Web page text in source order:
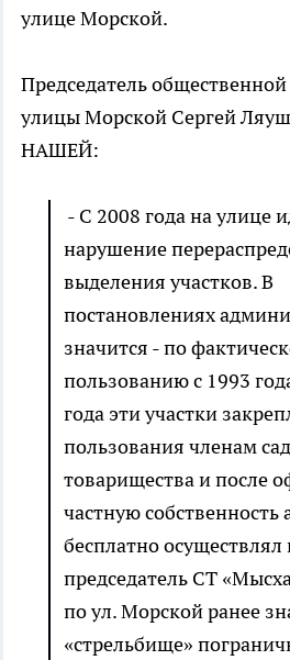
улице Морской.
Председатель
улицы Морской Сергей
НАШЕЙ:
- С 2008 года на улице
нарушение
выделения участков. В
постановлениях
значится - по
пользованию с 1993
года эти участки
пользования членам
товарищества и после
частную собственность
бесплатно осуществлял
председатель СТ
по ул. Морской ранее
«стрельбище»